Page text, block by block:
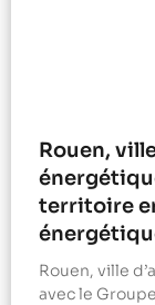
Rouen,
territoire
Rouen, ville
avec le